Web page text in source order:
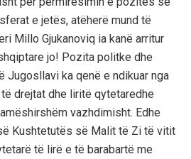
sferat e jetës, atëherë mund të
Millo Gjukanoviq ia kanë arritur
jo! Pozita politke dhe
Jugosllavi ka qenë e ndikuar nga
të drejtat dhe liritë qytetaredhe
vazhdimisht. Edhe
Kushtetutës së Malit të Zi të vitit
të lirë e të barabartë me